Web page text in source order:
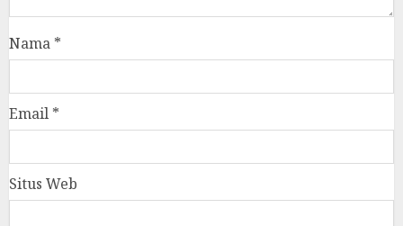
Nama *
Email *
Situs Web